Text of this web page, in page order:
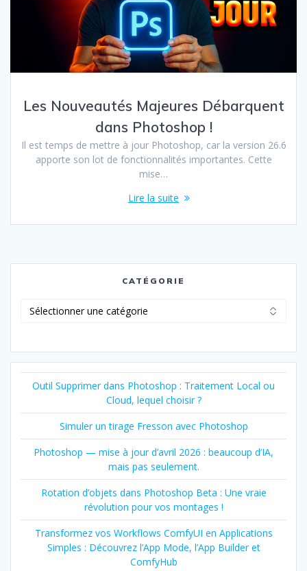
Les Nouveautés Majeures Débarquent
dans Photoshop !
Il est temps de mettre à jour Photoshop, car la version 26.6
apporte son lot de fonctionnalités importantes. Cette
mise…
Lire la suite
CATÉGORIE
Outil Supprimer dans Photoshop : Traitement Local ou
Cloud, lequel choisir ?
Simuler un tirage Fresson avec Photoshop
Photoshop — mise à jour d’avril 2026 : beaucoup d’IA,
mais pas seulement.
Rotation d’objets dans Photoshop Beta : Une vraie
révolution pour vos montages !
Transformez vos Workflows ComfyUI en Applications
Simples : Découvrez l’App Mode, l’App Builder et
ComfyHub